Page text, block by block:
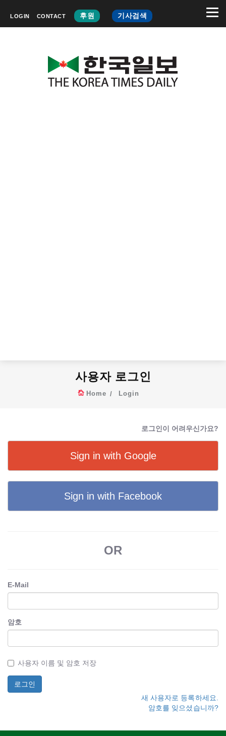
LOGIN CONTACT 후원 기사검색
사용자 로그인
Home Login
로그인이 어려우신가요?
Sign in with Google
Sign in with Facebook
OR
E-Mail
암호
사용자 이름 및 암호 저장
새 사용자로 등록하세요.
암호를 잊으셨습니까?